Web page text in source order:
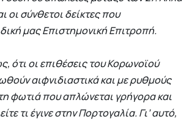
οι σύνθετοι δείκτες που
μας Επιστημονική Επιτροπή.
ότι οι επιθέσεις του Κορωνοϊού
αιφνιδιαστικά και με ρυθμούς
φωτιά που απλώνεται γρήγορα και
τι έγινε στην Πορτογαλία. Γι’ αυτό,